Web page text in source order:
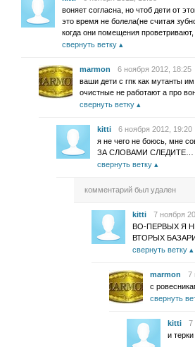
воняет согласна, но чтоб дети от
это время не болела(не считая
когда они помещения
свернуть ветку
marmon
6 ноября 2012, 18:25
ваши дети с гпк как мутанты
очистные не работают а про
свернуть ветку
kitti
6 ноября 2012, 19:20
я не чего не боюсь, мне
ЗА СЛОВАМИ СЛЕДИТЕ…
свернуть ветку
комментарий был удален
kitti
7 ноября
ВО-ПЕРВЫХ Я
ВТОРЫХ
свернуть ветку
marmon
7
с
свернуть
kitti
7
и